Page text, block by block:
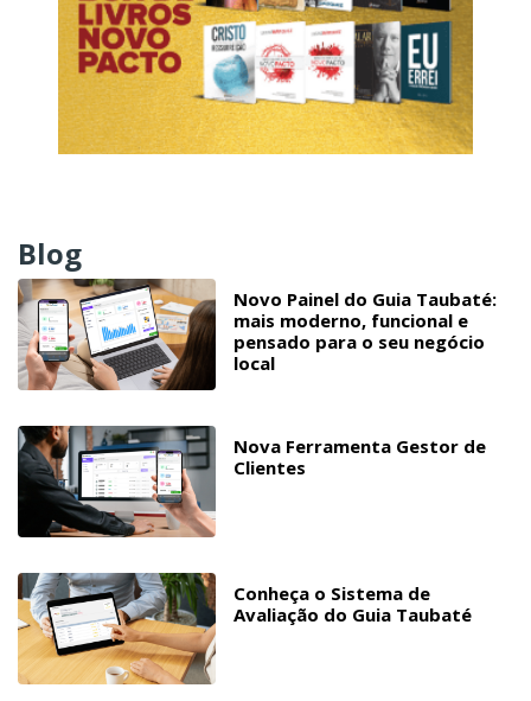
Blog
Novo Painel do Guia Taubaté:
mais moderno, funcional e
pensado para o seu negócio
local
Nova Ferramenta Gestor de
Clientes
Conheça o Sistema de
Avaliação do Guia Taubaté